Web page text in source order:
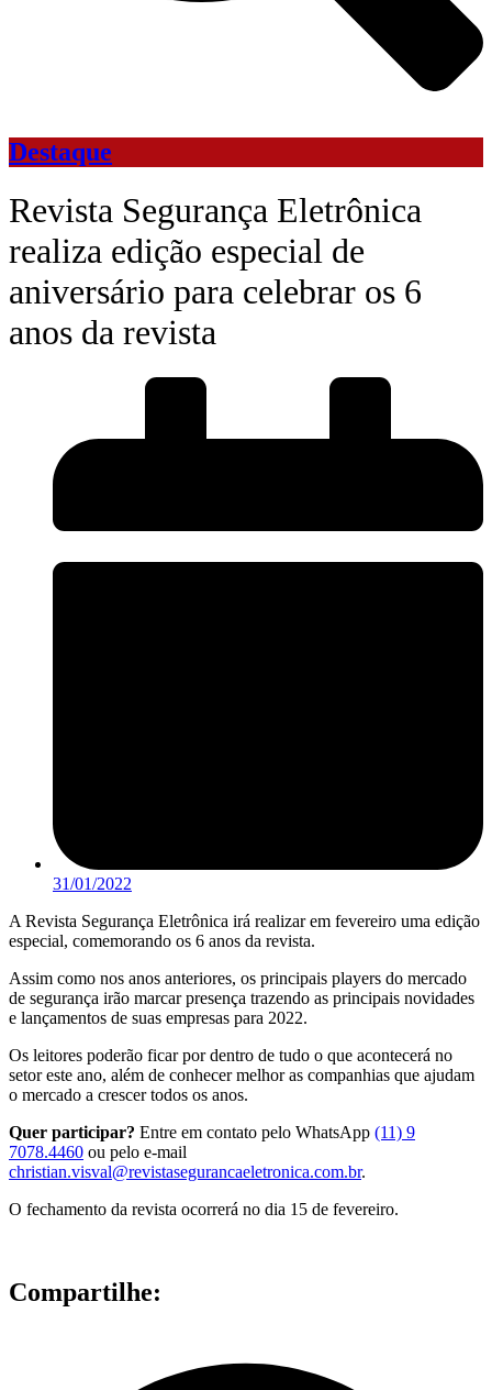
Destaque
Revista Segurança Eletrônica
realiza edição especial de
aniversário para celebrar os 6
anos da revista
31/01/2022
A Revista Segurança Eletrônica irá realizar em fevereiro uma edição
especial, comemorando os 6 anos da revista.
Assim como nos anos anteriores, os principais players do mercado
de segurança irão marcar presença trazendo as principais novidades
e lançamentos de suas empresas para 2022.
Os leitores poderão ficar por dentro de tudo o que acontecerá no
setor este ano, além de conhecer melhor as companhias que ajudam
o mercado a crescer todos os anos.
Quer participar? Entre em contato pelo WhatsApp (11) 9
7078.4460 ou pelo e-mail
christian.visval@revistasegurancaeletronica.com.br.
O fechamento da revista ocorrerá no dia 15 de fevereiro.
Compartilhe: